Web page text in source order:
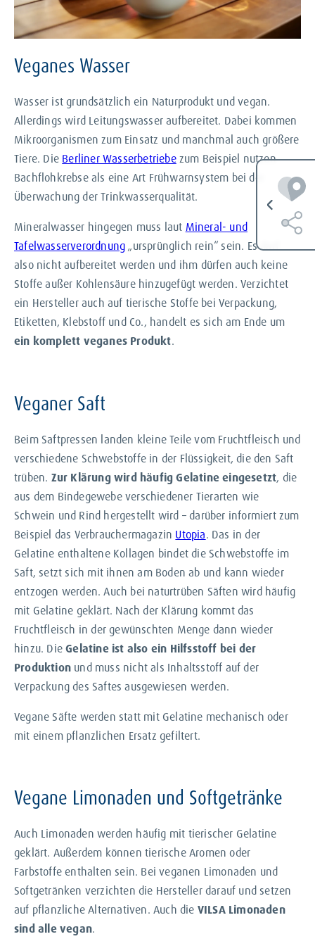
Veganes Wasser
Wasser ist grundsätzlich ein Naturprodukt und vegan.
Allerdings wird Leitungswasser aufbereitet. Dabei kommen
Mikroorganismen zum Einsatz und manchmal auch größere
Tiere. Die Berliner Wasserbetriebezum Beispiel nutzen
Bachflohkrebse als eine Art Frühwarnsystem bei der
Überwachung der Trinkwasserqualität.
Mineralwasser hingegen muss laut Mineral- und
Tafelwasserverordnung „ursprünglich rein“ sein. Es darf
also nicht aufbereitet werden und ihm dürfen auch keine
Stoffe außer Kohlensäure hinzugefügt werden. Verzichtet
ein Hersteller auch auf tierische Stoffe bei Verpackung,
Etiketten, Klebstoff und Co., handelt es sich am Ende um
ein komplett veganes Produkt.
Veganer Saft
Beim Saftpressen landen kleine Teile vom Fruchtfleisch und
verschiedene Schwebstoffe in der Flüssigkeit, die den Saft
trüben. Zur Klärung wird häufig Gelatine eingesetzt, die
aus dem Bindegewebe verschiedener Tierarten wie
Schwein und Rind hergestellt wird – darüber informiert zum
Beispiel das Verbrauchermagazin Utopia. Das in der
Gelatine enthaltene Kollagen bindet die Schwebstoffe im
Saft, setzt sich mit ihnen am Boden ab und kann wieder
entzogen werden. Auch bei naturtrüben Säften wird häufig
mit Gelatine geklärt. Nach der Klärung kommt das
Fruchtfleisch in der gewünschten Menge dann wieder
hinzu. DieGelatine ist also ein Hilfsstoff bei der
Produktion und muss nicht als Inhaltsstoff auf der
Verpackung des Saftes ausgewiesen werden.
Vegane Säfte werden statt mit Gelatine mechanisch oder
mit einem pflanzlichen Ersatz gefiltert.
Vegane Limonaden und Softgetränke
Auch Limonaden werden häufig mit tierischer Gelatine
geklärt. Außerdem können tierische Aromen oder
Farbstoffe enthalten sein. Bei veganen Limonaden und
Softgetränken verzichten die Hersteller darauf und setzen
auf pflanzliche Alternativen. Auch die VILSA Limonaden
sind alle vegan.